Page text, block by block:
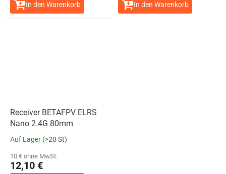
In den Warenkorb In den Warenkorb
Receiver BETAFPV ELRS
Nano 2.4G 80mm
Auf Lager (>20 St)
10 € ohne MwSt.
12,10 €